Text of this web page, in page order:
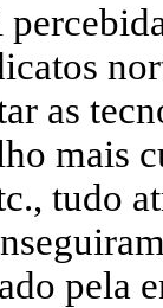
as
mais
tudo
pela